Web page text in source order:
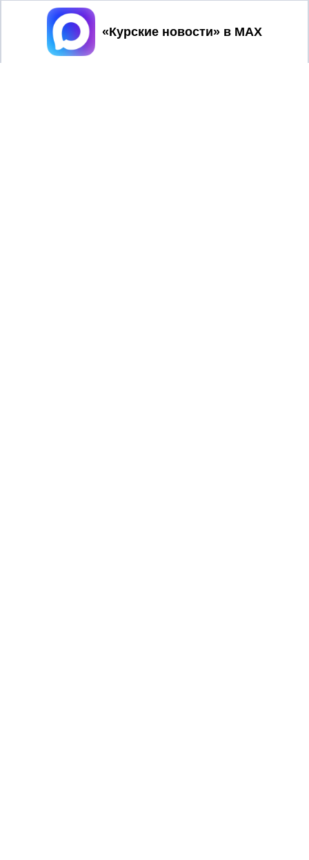
Принять